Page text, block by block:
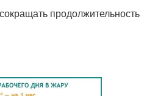
продолжительность